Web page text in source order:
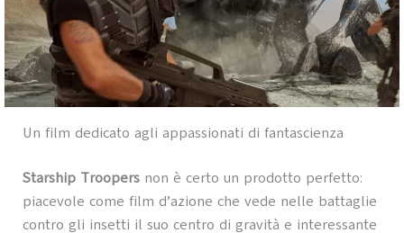
Un film dedicato agli appassionati di fantascienza
Starship Troopersnon è certo un prodotto perfetto:
piacevole come film d’azione che vede nelle battaglie
contro gli insetti il suo centro di gravità e interessante